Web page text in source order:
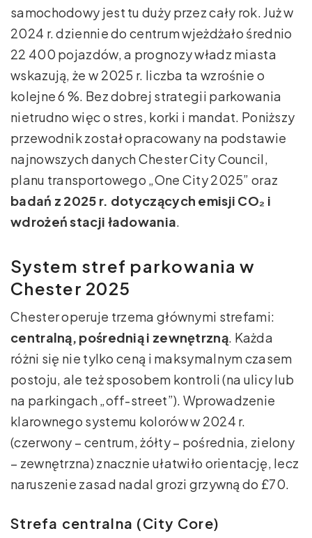
samochodowy jest tu duży przez cały rok. Już w
2024 r. dziennie do centrum wjeżdżało średnio
22 400 pojazdów, a prognozy władz miasta
wskazują, że w 2025 r. liczba ta wzrośnie o
kolejne 6 %. Bez dobrej strategii parkowania
nietrudno więc o stres, korki i mandat. Poniższy
przewodnik został opracowany na podstawie
najnowszych danych Chester City Council,
planu transportowego „One City 2025” oraz
badań z 2025 r. dotyczących emisji CO₂ i
wdrożeń stacji ładowania
System stref parkowania w
Chester 2025
Chester operuje trzema głównymi strefami:
centralną, pośrednią i zewnętrzną. Każda
różni się nie tylko ceną i maksymalnym czasem
postoju, ale też sposobem kontroli (na ulicy lub
na parkingach „off-street”). Wprowadzenie
klarownego systemu kolorów w 2024 r.
(czerwony – centrum, żółty – pośrednia, zielony
– zewnętrzna) znacznie ułatwiło orientację, lecz
naruszenie zasad nadal grozi grzywną do £70.
Strefa centralna (City Core)